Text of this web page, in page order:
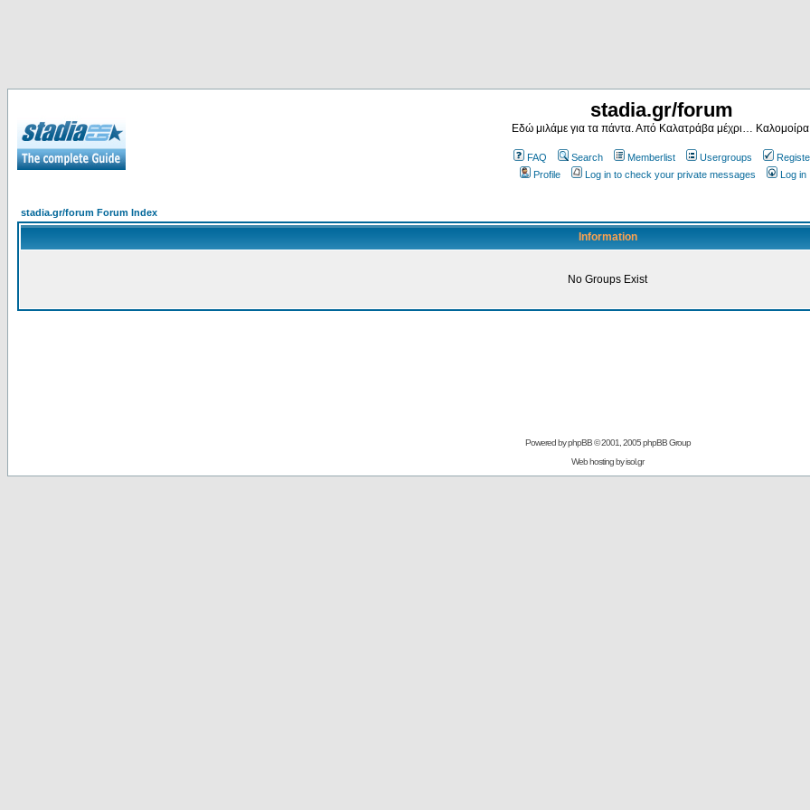
stadia.gr/forum
Εδώ μιλάμε για τα πάντα. Από Καλατράβα μέχρι…
FAQ Search Memberlist Usergroups
Profile
Log in to check your private messages Log in
stadia.gr/forum Forum Index
Information
No Groups Exist
Powered byphpBB© 2001, 2005 phpBB Group
Web hosting byisol.gr